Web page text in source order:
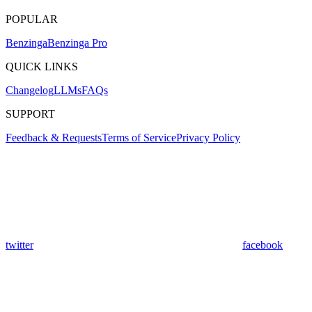
POPULAR
BenzingaBenzinga Pro
QUICK LINKS
ChangelogLLMsFAQs
SUPPORT
Feedback & RequestsTerms of ServicePrivacy Policy
twitter facebook